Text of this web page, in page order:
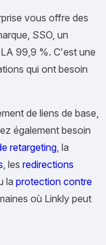
vous offre des
SSO, un
99,9 %. C'est une
qui ont besoin
de liens de base,
également besoin
retargeting , la
, les redirections
la protection contre
où Linkly peut